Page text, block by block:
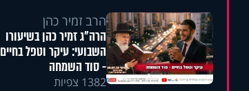
הרב זמיר כהן
הרה"ג זמיר כהן בשיעורו
השבועי: עיקר וטפל בחיים
- סוד השמחה
1382 צפיות